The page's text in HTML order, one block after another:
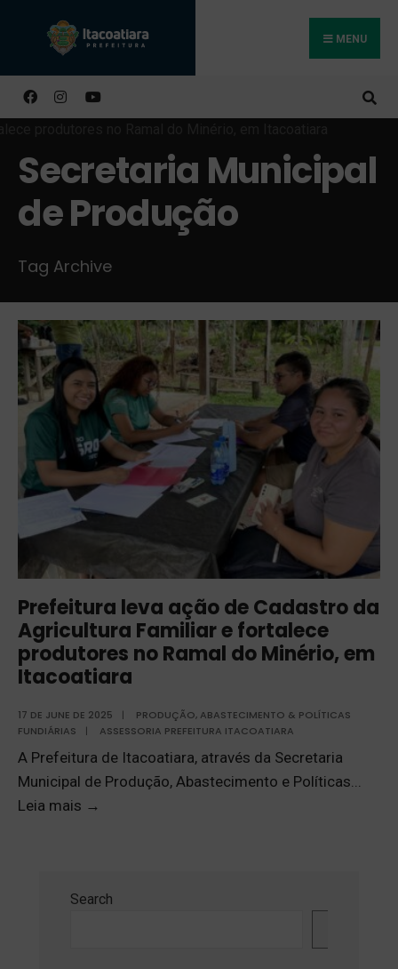
MENU
Secretaria Municipal
de Produção
Tag Archive
Prefeitura leva ação de Cadastro da
Agricultura Familiar e fortalece
produtores no Ramal do Minério, em
Itacoatiara
17 DE JUNE DE 2025 |
PRODUÇÃO, ABASTECIMENTO & POLÍTICAS
FUNDIÁRIAS
| ASSESSORIA PREFEITURA ITACOATIARA
A Prefeitura de Itacoatiara, através da Secretaria
Municipal de Produção, Abastecimento e Políticas...
Leia mais →
Search
Buscar